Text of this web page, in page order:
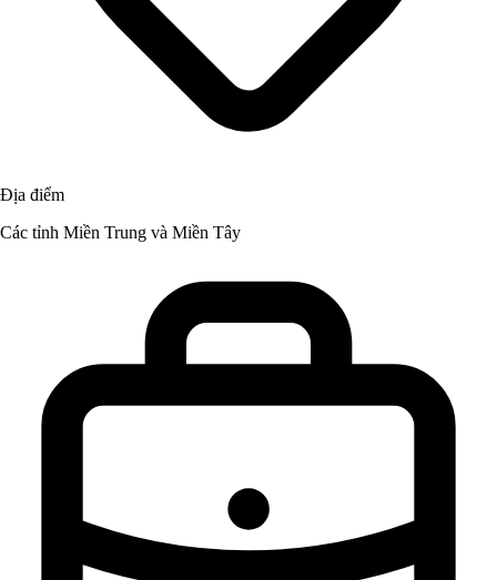
Địa điểm
Các tỉnh Miền Trung và Miền Tây